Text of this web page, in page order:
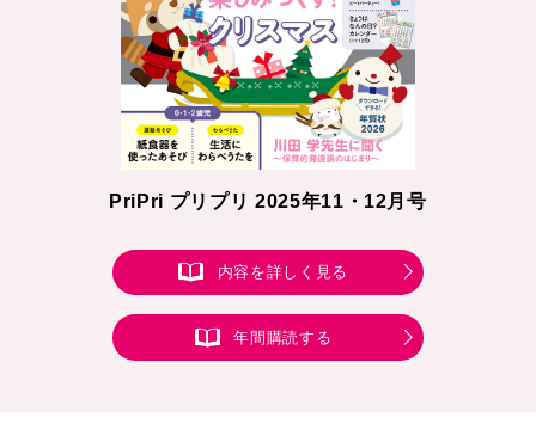
PriPri プリプリ 2025年11・12月号
内容を詳しく見る
年間購読する